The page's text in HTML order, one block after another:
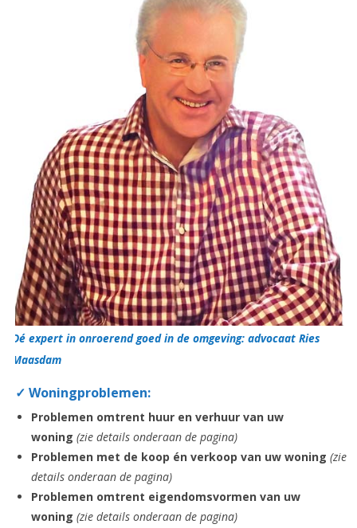
Dé expert in onroerend goed in de omgeving: advocaat Ries
Maasdam
✓ Woningproblemen:
Problemen omtrent huur en verhuur van uw
woning (zie details onderaan de pagina)
Problemen met de koop én verkoop van uw woning (zie
details onderaan de pagina)
Problemen omtrent eigendomsvormen van uw
woning (zie details onderaan de pagina)